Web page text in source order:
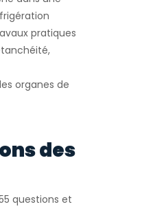
pratiques
organes de
des
questions et